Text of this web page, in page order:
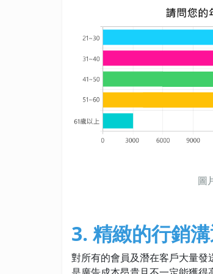
圖
3. 精緻的行銷
對所有的會員及潛在客戶大量